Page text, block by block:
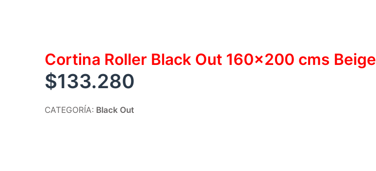
Cortina Roller Black Out 160×200 cms Beige
$133.280
CATEGORÍA: Black Out